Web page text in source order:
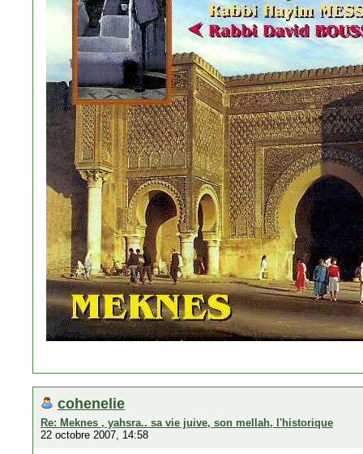
cohenelie
Re: Meknes , yahsra.. sa vie juive, son mellah, l'historique
22 octobre 2007, 14:58